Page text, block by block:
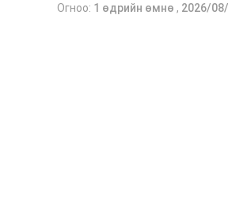
2026 оны 9
Огноо: 1 өдрийн өмнө , 2026/